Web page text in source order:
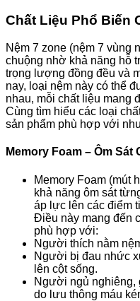
Chất Liệu Phổ Biến
Nệm 7 zone (nệm 7 vùng
chuộng nhờ khả năng hỗ
trọng lượng đồng đều và
nay, loại nệm này có thể
nhau, mỗi chất liệu mang
Cùng tìm hiểu các loại
sản phẩm phù hợp với
Memory Foam – Ôm
Memory Foam (mút
khả năng ôm sát
áp lực lên các điểm
Điều này mang đến
phù hợp với:
Người thích nằm
Người bị đau nhức
lên cột sống.
Người ngủ nghiêng,
do lưu thông máu